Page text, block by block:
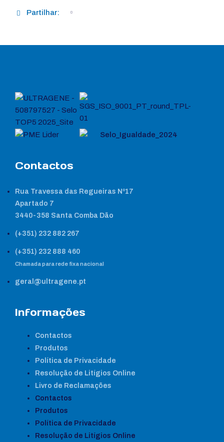
Partilhar:
Contactos
Rua Travessa das Regueiras Nº17
Apartado 7
3440-358 Santa Comba Dão
(+351) 232 882 267
(+351) 232 888 460
Chamada para rede fixa nacional
geral@ultragene.pt
Informações
Contactos
Produtos
Política de Privacidade
Resolução de Litígios Online
Livro de Reclamações
Contactos
Produtos
Política de Privacidade
Resolução de Litígios Online